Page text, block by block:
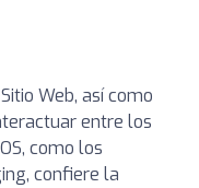
Web, así como
entre los
como los
confiere la